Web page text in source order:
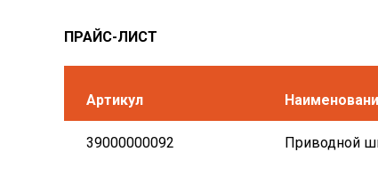
ПРАЙС-ЛИСТ
Артикул
39000000092 Приводной